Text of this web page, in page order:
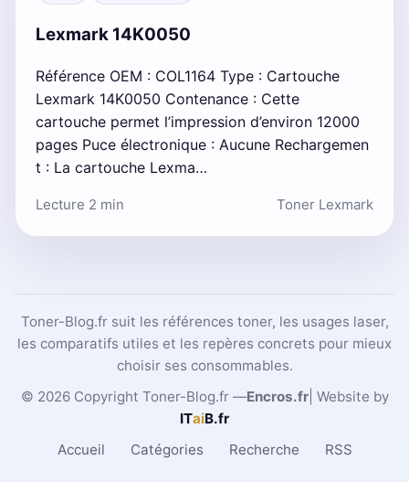
Lexmark 14K0050
Référence OEM : COL1164 Type : Cartouche
Lexmark 14K0050 Contenance : Cette
cartouche permet l’impression d’environ 12000
pages Puce électronique : Aucune Rechargemen
t : La cartouche Lexma…
Lecture 2 min Toner Lexmark
Toner-Blog.fr suit les références toner, les usages laser,
les comparatifs utiles et les repères concrets pour mieux
choisir ses consommables.
© 2026 Copyright Toner-Blog.fr —Encros.fr| Website by
ITaiB.fr
Accueil
Catégories Recherche RSS